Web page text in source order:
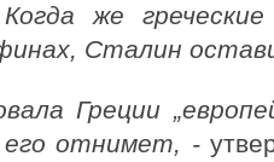
же
Сталин
Греции
его отнимет, -